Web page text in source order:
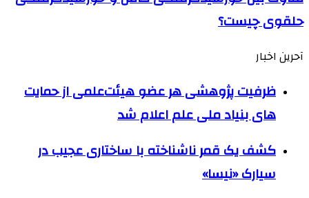
حلقوی چیست؟
آحرین اخبار
ظرفیت پژوهشی هر عضو هیئت‌علمی از حمایت
های بنیاد ملی علم اعلام شد
کشف یک قمر ناشناخته با ساختاری عجیب در
سیارک «نیسا»